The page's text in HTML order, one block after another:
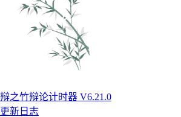
辩之竹辩论计时器 V6.21.0
更新日志